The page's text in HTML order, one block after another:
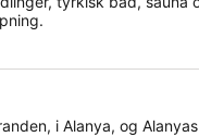
i Alanya, og